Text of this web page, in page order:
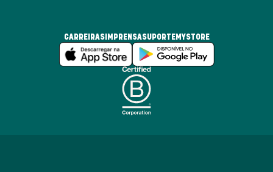
CARREIRASIMPRENSA SUPORTEMYSTORE